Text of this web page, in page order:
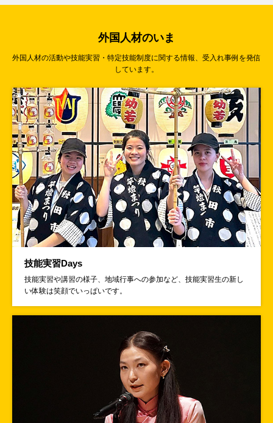
2026年07月02日
育成就労実務セミナー〈許可申請実務編〉【録画セミナー】を開催します
お知らせ
2026年06月30日
JITCO総合情報誌「かけはし」の7月号を発行しました
お知らせ
2026年06月30日
外国人材向け情報誌「とも」の7月号を発行しました
制度に関する最新情報
2026年06月26日
【特定技能】「特定の分野に係る要領別冊」（工業製品製造業分野）が一部
改正されました
2026年06月24日
～ご好評につきお申し込み締め切りを延長しました～
・監理支援機関のための監査実務セミナーを7/3に
（東京会場・ウェビナー同時開催）
外国人材のいま
外国人材の活動や技能実習・特定技能制度に関する情報、受入れ事例を発信
しています。
技能実習Days
技能実習や講習の様子、地域行事への参加など、技能実習生の新し
い体験は笑顔でいっぱいです。